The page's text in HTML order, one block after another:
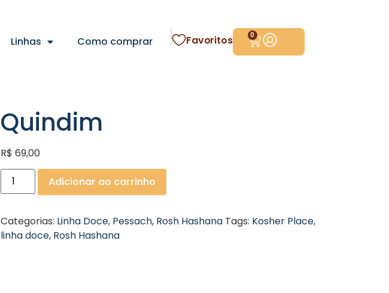
Linhas Como comprar Favoritos 0
Quindim
R$ 69,00
Adicionar ao carrinho
Categorias: Linha Doce, Pessach, Rosh Hashana Tags: Kosher Place,
linha doce, Rosh Hashana